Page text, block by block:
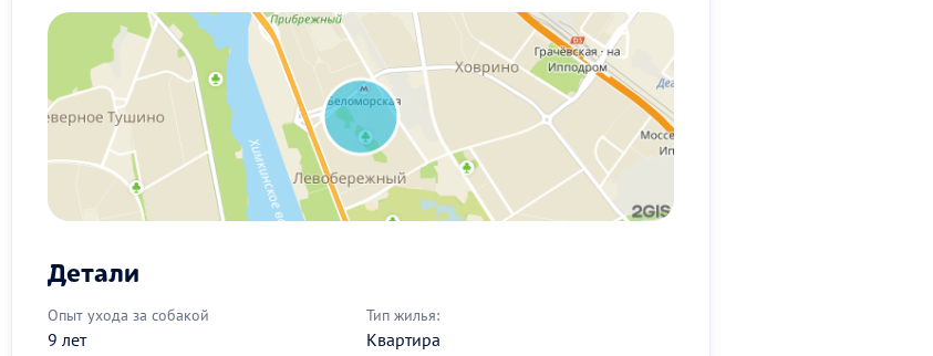
Детали
Опыт ухода за собакой
9 лет
Тип жилья:
Квартира